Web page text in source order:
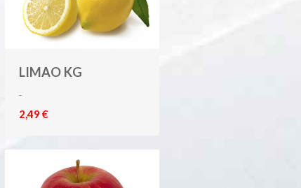
LIMAO KG
-
2,49 €